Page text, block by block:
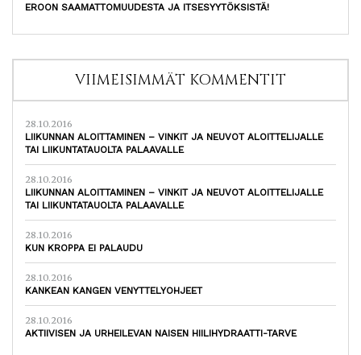
EROON SAAMATTOMUUDESTA JA ITSESYYTÖKSISTÄ!
VIIMEISIMMÄT KOMMENTIT
28.10.2016
LIIKUNNAN ALOITTAMINEN – VINKIT JA NEUVOT ALOITTELIJALLE
TAI LIIKUNTATAUOLTA PALAAVALLE
28.10.2016
LIIKUNNAN ALOITTAMINEN – VINKIT JA NEUVOT ALOITTELIJALLE
TAI LIIKUNTATAUOLTA PALAAVALLE
28.10.2016
KUN KROPPA EI PALAUDU
28.10.2016
KANKEAN KANGEN VENYTTELYOHJEET
28.10.2016
AKTIIVISEN JA URHEILEVAN NAISEN HIILIHYDRAATTI-TARVE